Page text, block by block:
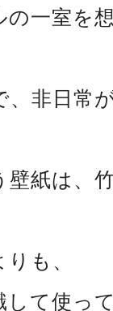
一室を
非日常
紙は、
も、
て使っ